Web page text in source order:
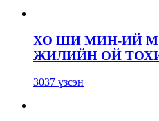
ХО ШИ МИН-ИЙ
ЖИЛИЙН ОЙ
3037 үзсэн